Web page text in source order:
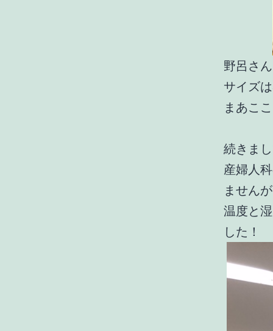
野呂さ
サイズ
まあこ
続きま
産婦人
ません
温度と
した！